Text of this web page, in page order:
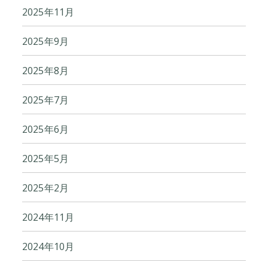
2025年11月
2025年9月
2025年8月
2025年7月
2025年6月
2025年5月
2025年2月
2024年11月
2024年10月